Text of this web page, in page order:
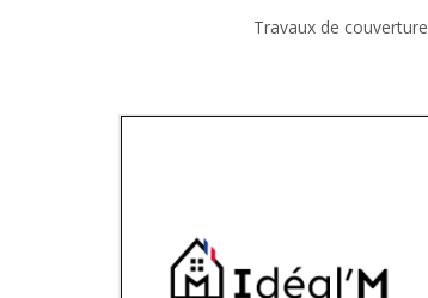
Travaux de couverture